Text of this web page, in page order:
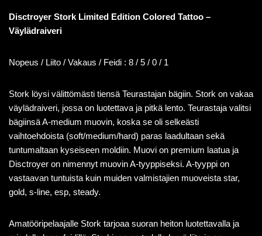
Disctroyer Stork Limited Edition Colored Tattoo –
Väylädraiveri
Nopeus / Liito / Vakaus / Feidi : 8 / 5 / 0 / 1
Stork löysi välittömästi tiensä Teurastajan bägiin. Stork on vakaa
väylädraiveri, jossa on luotettava ja pitkä lento. Teurastaja valitsi
bägiinsä A-medium muovin, koska se oli selkeästi
vaihtoehdoista (soft/medium/hard) paras laadultaan sekä
tuntumaltaan kyseiseen moldiin. Muovi on premium laatua ja
Disctroyer on nimennyt muovin A-tyyppiseksi. A-tyyppi on
vastaavan tuntuista kuin muiden valmistajien muoveista star,
gold, s-line, esp, steady.
Amatööripelaajalle Stork tarjoaa suoran heiton luotettavalla ja